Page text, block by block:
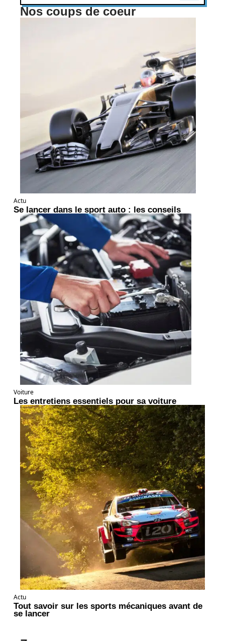
Nos coups de coeur
Actu
Se lancer dans le sport auto : les conseils
Voiture
Les entretiens essentiels pour sa voiture
Actu
Tout savoir sur les sports mécaniques avant de
se lancer